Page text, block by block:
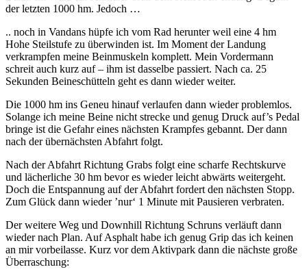
der letzten 1000 hm. Jedoch …
.. noch in Vandans hüpfe ich vom Rad herunter weil eine 4 hm
Hohe Steilstufe zu überwinden ist. Im Moment der Landung
verkrampfen meine Beinmuskeln komplett. Mein Vordermann
schreit auch kurz auf – ihm ist dasselbe passiert. Nach ca. 25
Sekunden Beineschütteln geht es dann wieder weiter.
Die 1000 hm ins Geneu hinauf verlaufen dann wieder problemlos.
Solange ich meine Beine nicht strecke und genug Druck auf’s Pedal
bringe ist die Gefahr eines nächsten Krampfes gebannt. Der dann
nach der übernächsten Abfahrt folgt.
Nach der Abfahrt Richtung Grabs folgt eine scharfe Rechtskurve
und lächerliche 30 hm bevor es wieder leicht abwärts weitergeht.
Doch die Entspannung auf der Abfahrt fordert den nächsten Stopp.
Zum Glück dann wieder ’nur‘ 1 Minute mit Pausieren verbraten.
Der weitere Weg und Downhill Richtung Schruns verläuft dann
wieder nach Plan. Auf Asphalt habe ich genug Grip das ich keinen
an mir vorbeilasse. Kurz vor dem Aktivpark dann die nächste große
Überraschung: